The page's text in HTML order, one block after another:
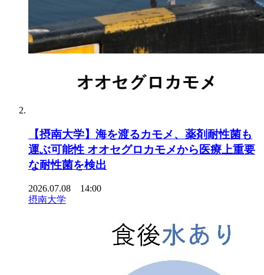
【摂南大学】海を渡るカモメ、薬剤耐性菌も
運ぶ可能性 オオセグロカモメから医療上重要
な耐性菌を検出
2026.07.08 14:00
摂南大学